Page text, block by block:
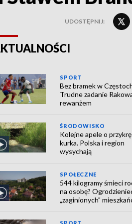
UDOSTĘPNIJ:
SPORT
Bez bramek w
Trudne zadanie
rewanżem
ŚRODOWISKO
Kolejne apele o
kurka. Polska i region
wysychają
SPOŁECZNE
544 kilogramy śmieci
na osobę?
„zaginionych"